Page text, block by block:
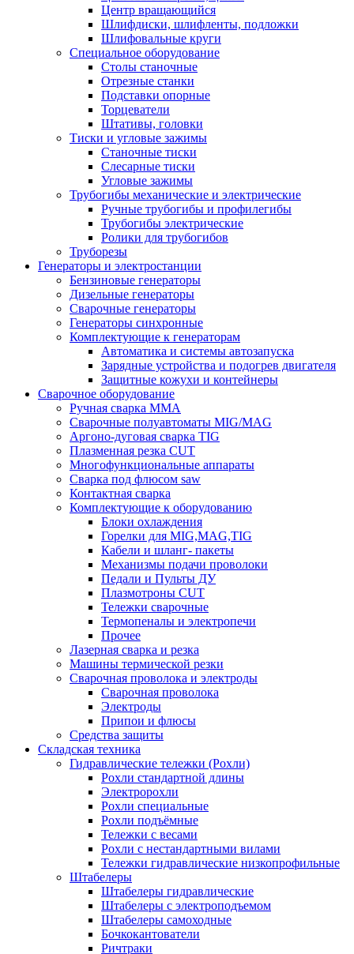
Центр вращающийся
Шлифдиски, шлифленты, подложки
Шлифовальные круги
Специальное оборудование
Столы станочные
Отрезные станки
Подставки опорные
Торцеватели
Штативы, головки
Тиски и угловые зажимы
Станочные тиски
Слесарные тиски
Угловые зажимы
Трубогибы механические и электрические
Ручные трубогибы и профилегибы
Трубогибы электрические
Ролики для трубогибов
Труборезы
Генераторы и электростанции
Бензиновые генераторы
Дизельные генераторы
Сварочные генераторы
Генераторы синхронные
Комплектующие к генераторам
Автоматика и системы автозапуска
Зарядные устройства и подогрев двигателя
Защитные кожухи и контейнеры
Сварочное оборудование
Ручная сварка MMA
Сварочные полуавтоматы MIG/MAG
Аргоно-дуговая сварка TIG
Плазменная резка CUT
Многофункциональные аппараты
Сварка под флюсом saw
Контактная сварка
Комплектующие к оборудованию
Блоки охлаждения
Горелки для MIG,MAG,TIG
Кабели и шланг- пакеты
Механизмы подачи проволоки
Педали и Пульты ДУ
Плазмотроны CUT
Тележки сварочные
Термопеналы и электропечи
Прочее
Лазерная сварка и резка
Машины термической резки
Сварочная проволока и электроды
Сварочная проволока
Электроды
Припои и флюсы
Средства защиты
Складская техника
Гидравлические тележки (Рохли)
Рохли стандартной длины
Электророхли
Рохли специальные
Рохли подъёмные
Тележки с весами
Рохли с нестандартными вилами
Тележки гидравлические низкопрофильные
Штабелеры
Штабелеры гидравлические
Штабелеры с электроподъемом
Штабелеры самоходные
Бочкокантователи
Ричтраки